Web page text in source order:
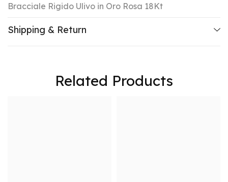
Bracciale Rigido Ulivo in Oro Rosa 18Kt
Shipping & Return
Related Products